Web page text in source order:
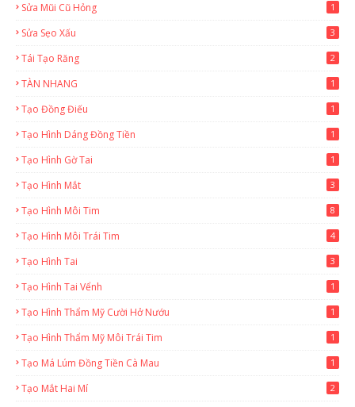
Sửa Mũi Cũ Hỏng 1
Sửa Sẹo Xấu 3
Tái Tạo Răng 2
TÀN NHANG 1
Tạo Đồng Điếu 1
Tạo Hình Dáng Đồng Tiền 1
Tạo Hình Gờ Tai 1
Tạo Hình Mắt 3
Tạo Hình Môi Tim 8
Tạo Hình Môi Trái Tim 4
Tạo Hình Tai 3
Tạo Hình Tai Vểnh 1
Tạo Hình Thẩm Mỹ Cười Hở Nướu 1
Tạo Hình Thẩm Mỹ Môi Trái Tim 1
Tạo Má Lúm Đồng Tiền Cà Mau 1
Tạo Mắt Hai Mí 2